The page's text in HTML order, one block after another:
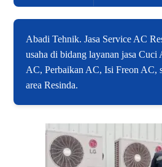
Abadi Tehnik. Jasa Service AC
usaha di bidang layanan jasa Cuci
AC, Perbaikan AC, Isi Freon AC,
area Resinda.